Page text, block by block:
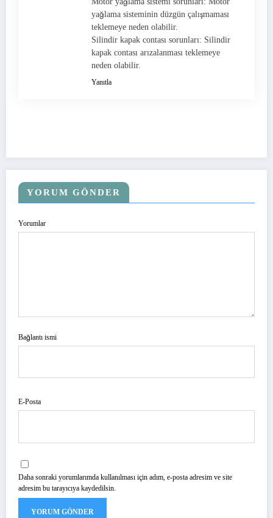
yağlama sisteminin düzgün çalışmaması
teklemeye neden olabilir.
Silindir kapak contası sorunları: Silindir
kapak contası arızalanması teklemeye
neden olabilir.
Yanıtla
YORUM GÖNDER
Yorumlar
Bağlantı ismi
E-Posta
Daha sonraki yorumlarımda kullanılması için adım, e-posta adresim ve site
adresim bu tarayıcıya kaydedilsin.